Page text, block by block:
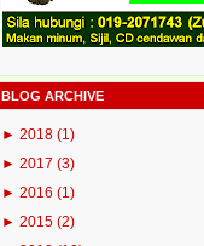
BLOG ARCHIVE
► 2018 (1)
► 2017 (3)
► 2016 (1)
► 2015 (2)